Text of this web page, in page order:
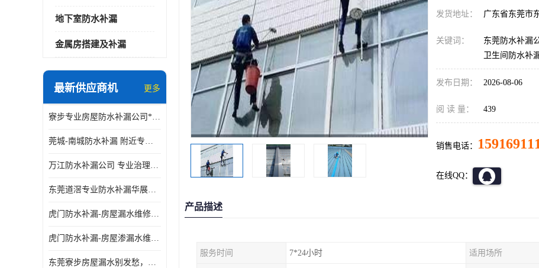
地下室防水补漏
金属房搭建及补漏
最新供应商机 更多
寮步专业房屋防水补漏公司*华展防水，值得信赖的选择
莞城-南城防水补漏 附近专修房屋漏水 免费上门看现场 修不好不收费
万江防水补漏公司 专业治理各项建筑物渗漏水 精准选材 快速止水
东莞道滘专业防水补漏华展防水更专业，及时高效，五年质保
虎门防水补漏-房屋漏水维修 免费上门提供方案 高效解决渗漏水问题
虎门防水补漏-房屋渗漏水维修 免费上门提供方案 验收合格再收费
东莞寮步房屋漏水别发愁，华展防水为您解烦忧！
发货地址： 广东省东莞市
关键词：
东莞防水补漏
卫生间防水补
发布日期： 2026-08-06
阅 读 量： 439
销售电话：
在线QQ：
产品描述
服务时间 7*24小时 适用场所